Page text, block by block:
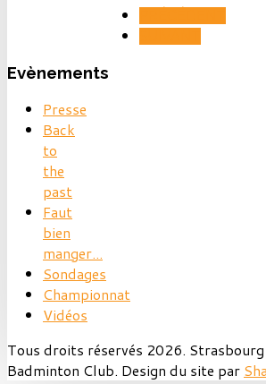
Evènements
Presse
Back
to
the
past
Faut
bien
manger...
Sondages
Championnat
Vidéos
Tous droits réservés 2026.
Badminton Club. Design du site par